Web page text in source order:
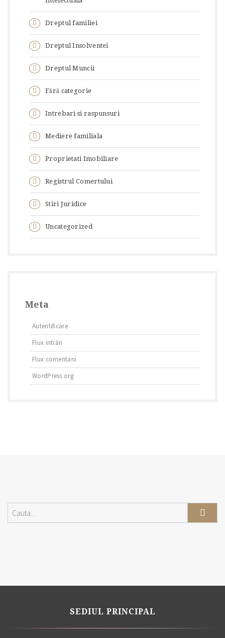
Dreptul familiei
Dreptul Insolventei
Dreptul Muncii
Fără categorie
Intrebari si raspunsuri
Mediere familiala
Proprietati Imobiliare
Registrul Comertului
Stiri Juridice
Uncategorized
Meta
Autentificare
Flux intrări
Flux comentarii
WordPress.org
SEDIUL PRINCIPAL